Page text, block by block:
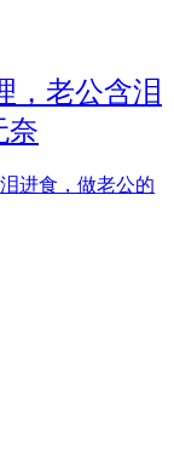
，老公含泪
奈
进食，做老公的